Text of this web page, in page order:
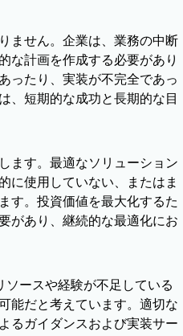
ません。企業は、業務の中断
な計画を作成する必要があり
ったり、実装が不完全であっ
、短期的な成功と長期的な目
ます。最適なソリューション
に使用していない、またはま
す。投資価値を最大化するた
があり、継続的な最適化にお
ースや経験が不足している
能だと考えています。適切な
るガイダンスおよび実装サー